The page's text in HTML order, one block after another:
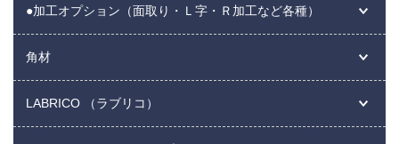
●加工オプション（面取り・Ｌ字・Ｒ加工など各種）
角材
LABRICO （ラブリコ）